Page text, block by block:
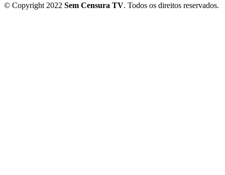
© Copyright 2022 Sem Censura TV. Todos os direitos reservados.